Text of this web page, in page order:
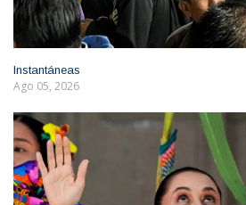
Instantáneas
Ago 05, 2026